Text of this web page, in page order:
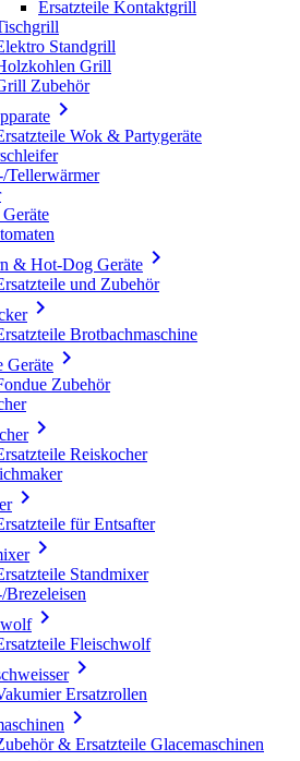
Ersatzteile Kontaktgrill
Standgrill
Grill
Zubehör

Wok & Partygeräte
Tellerwärmer
& Hot-Dog Geräte 
und Zubehör

Brotbachmaschine
Geräte 
Zubehör

Reiskocher

für Entsafter

Standmixer
Brezeleisen

Fleischwolf

Ersatzrollen

& Ersatzteile Glacemaschinen